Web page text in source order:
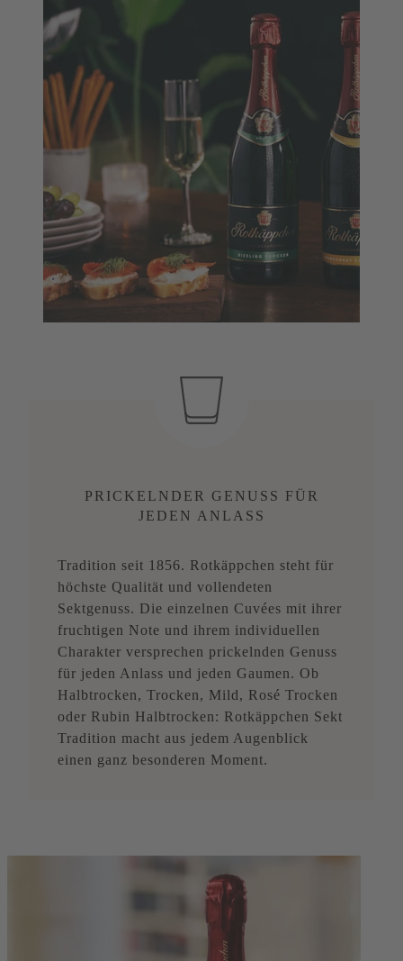
KURZTITEL TEASER 2
PRICKELNDER GENUSS FÜR
JEDEN ANLASS
Tradition seit 1856. Rotkäppchen steht für
höchste Qualität und vollendeten
Sektgenuss. Die einzelnen Cuvées mit ihrer
fruchtigen Note und ihrem individuellen
Charakter versprechen prickelnden Genuss
für jeden Anlass und jeden Gaumen. Ob
Halbtrocken, Trocken, Mild, Rosé Trocken
oder Rubin Halbtrocken: Rotkäppchen Sekt
Tradition macht aus jedem Augenblick
einen ganz besonderen Moment.